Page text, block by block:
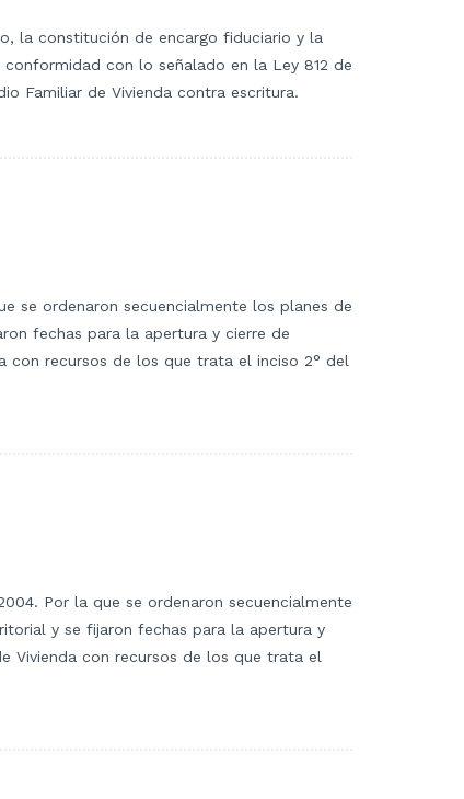
la constitución de encargo fiduciario y la
con lo señalado en la Ley 812 de
Familiar de Vivienda contra escritura.
se ordenaron secuencialmente los planes de
fechas para la apertura y cierre de
con recursos de los que trata el inciso 2° del
Por la que se ordenaron secuencialmente
y se fijaron fechas para la apertura y
Vivienda con recursos de los que trata el